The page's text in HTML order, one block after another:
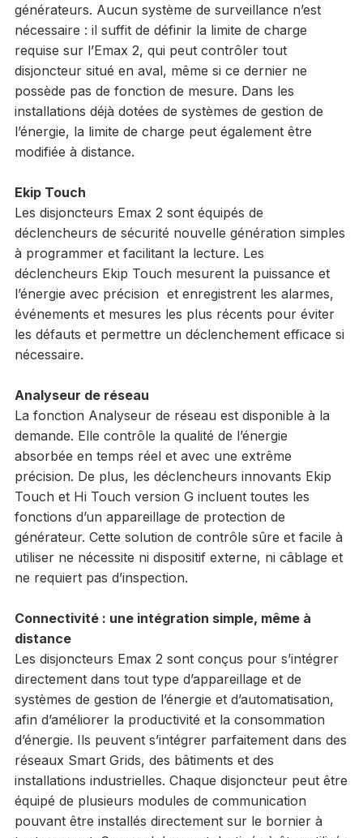
générateurs. Aucun système de surveillance n’est
nécessaire : il suffit de définir la limite de charge
requise sur l’Emax 2, qui peut contrôler tout
disjoncteur situé en aval, même si ce dernier ne
possède pas de fonction de mesure. Dans les
installations déjà dotées de systèmes de gestion de
l’énergie, la limite de charge peut également être
modifiée à distance.
Ekip Touch
Les disjoncteurs Emax 2 sont équipés de
déclencheurs de sécurité nouvelle génération simples
à programmer et facilitant la lecture. Les
déclencheurs Ekip Touch mesurent la puissance et
l’énergie avec précision et enregistrent les alarmes,
événements et mesures les plus récents pour éviter
les défauts et permettre un déclenchement efficace si
nécessaire.
Analyseur de réseau
La fonction Analyseur de réseau est disponible à la
demande. Elle contrôle la qualité de l’énergie
absorbée en temps réel et avec une extrême
précision. De plus, les déclencheurs innovants Ekip
Touch et Hi Touch version G incluent toutes les
fonctions d’un appareillage de protection de
générateur. Cette solution de contrôle sûre et facile à
utiliser ne nécessite ni dispositif externe, ni câblage et
ne requiert pas d’inspection.
Connectivité : une intégration simple, même à
distance
Les disjoncteurs Emax 2 sont conçus pour s’intégrer
directement dans tout type d’appareillage et de
systèmes de gestion de l’énergie et d’automatisation,
afin d’améliorer la productivité et la consommation
d’énergie. Ils peuvent s’intégrer parfaitement dans des
réseaux Smart Grids, des bâtiments et des
installations industrielles. Chaque disjoncteur peut être
équipé de plusieurs modules de communication
pouvant être installés directement sur le bornier à